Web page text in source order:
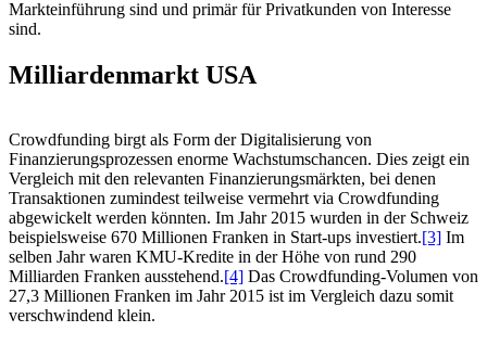
Markteinführung sind und primär für Privatkunden von Interesse
sind.
Milliardenmarkt USA
Crowdfunding birgt als Form der Digitalisierung von
Finanzierungsprozessen enorme Wachstumschancen. Dies zeigt ein
Vergleich mit den relevanten Finanzierungsmärkten, bei denen
Transaktionen zumindest teilweise vermehrt via Crowdfunding
abgewickelt werden könnten. Im Jahr 2015 wurden in der Schweiz
beispielsweise 670 Millionen Franken in Start-ups investiert.[3] Im
selben Jahr waren KMU-Kredite in der Höhe von rund 290
Milliarden Franken ausstehend.[4] Das Crowdfunding-Volumen von
27,3 Millionen Franken im Jahr 2015 ist im Vergleich dazu somit
verschwindend klein.